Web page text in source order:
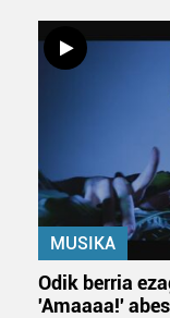
MUSIKA
Odik berria
'Amaaaa!'